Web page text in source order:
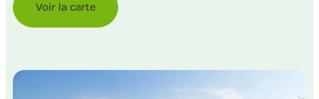
Voir la carte